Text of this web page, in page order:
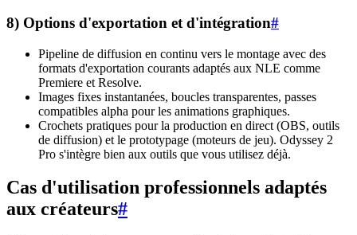
8) Options d'exportation et d'intégration#
Pipeline de diffusion en continu vers le montage avec des
formats d'exportation courants adaptés aux NLE comme
Premiere et Resolve.
Images fixes instantanées, boucles transparentes, passes
compatibles alpha pour les animations graphiques.
Crochets pratiques pour la production en direct (OBS, outils
de diffusion) et le prototypage (moteurs de jeu). Odyssey 2
Pro s'intègre bien aux outils que vous utilisez déjà.
Cas d'utilisation professionnels adaptés
aux créateurs#